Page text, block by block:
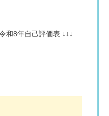
和8年自己評価表 ↓↓↓